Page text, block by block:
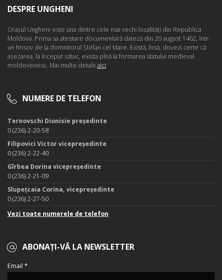
DESPRE UNGHENI
Oraşul Ungheni este una dintre cele mai vechi localităţi din Republica
Moldova. Prima sa atestare documentară dateză din 20 august 1462, într-
un hrisov de la domnitorul Ştefan cel Mare. Există, însă, dovezi certe că
aşezarea, la început sătuc, exista pînă la formarea statului medieval
moldovenesc. Mai multe detalii aici.
NUMERE DE TELEFON
Ternovschi Dionisie președinte
0 (236) 2-20-58
Filipovici Victor vicepreședinte
0 (236) 2-22-40
Gîrbea Dorina vicepreședinte
0 (236) 2-21-09
Slupețcaia Corina, vicepreședinte
0 (236) 2-27-50
Vezi toate numerele de telefon
ABONAȚI-VĂ LA NEWSLETTER
Email *